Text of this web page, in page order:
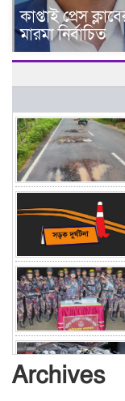
কাপ্তাই প্রেস
মারমা নির্বাচিত
Archives